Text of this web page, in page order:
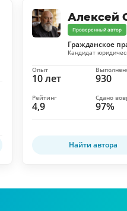
Алексей
Проверенный автор
Гражданское
Кандидат
10 лет
Опыт
930
4,9
Рейтинг
97%
Сдано
Найти автора